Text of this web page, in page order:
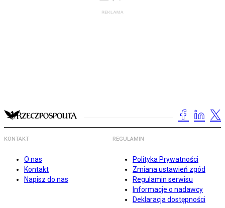
KONTAKT
O nas
Kontakt
Napisz do nas
REGULAMIN
Polityka Prywatności
Zmiana ustawień zgód
Regulamin serwisu
Informacje o nadawcy
Deklaracja dostępności